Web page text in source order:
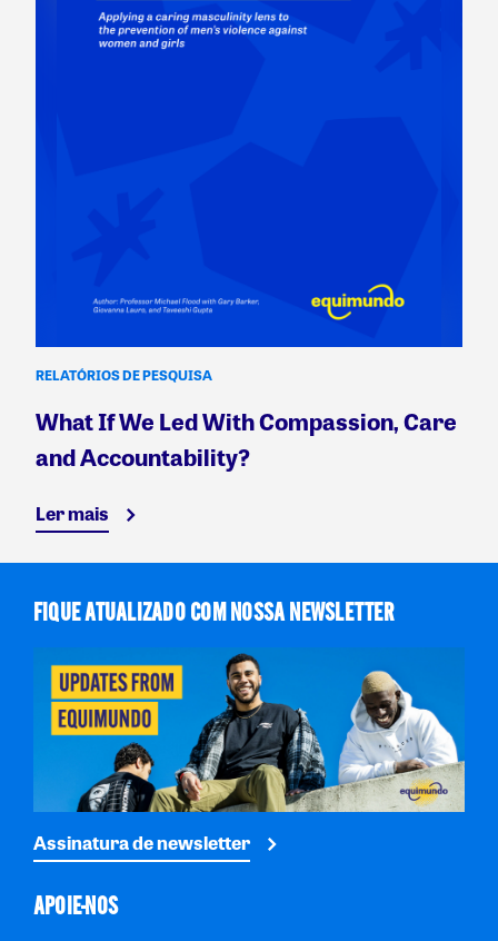
RELATÓRIOS DE PESQUISA
What If We Led With Compassion, Care
and Accountability?
Ler mais
FIQUE ATUALIZADO COM NOSSA NEWSLETTER
Assinatura de newsletter
APOIE-NOS